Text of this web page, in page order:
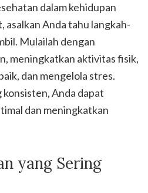
dalam kehidupan
asalkan Anda tahu langkah-
Mulailah dengan
meningkatkan aktivitas fisik,
dan mengelola stres.
Anda dapat
dan meningkatkan
yang Sering